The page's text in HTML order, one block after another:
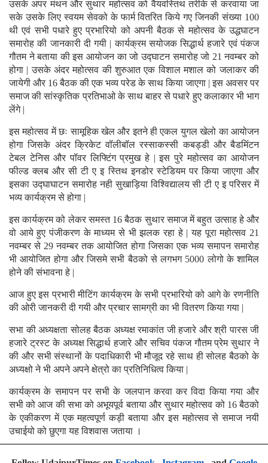
उसके अपर मंथन और सुथार महोत्सव को वैयवस्तिथ तरीके से करवाया जा
सके उसके लिए स्वयम सेवको के फार्म वितरित किये गए जिनकी संख्या 100
थी एवं सभी पधारे हुए प्रभारियो को अपनी बैठक से महोत्सव के उद्धघाटन
समारोह की जानकारी दी गयी | कार्यक्रम सयोजक सिद्धार्थ हजारे एवं पंकज
गौतम ने बताया की इस आयोजन का जो उद्घाटन समारोह जो 21 नवम्बर को
होगा | उसके अंदर महोत्सव की शुरुआत एक विशाल मशाल को जलाकर की
जायेगी और 16 बैठक की एक भव्य परेड के साथ किया जाएगा | इस अवसर पर
समाज की सांस्कृतिक प्रतिभाओ के साथ बाहर से पधारे हुए कलाकार भी भाग
लेंगे |
इस महोत्सव में छः सामूहिक खेल और इतने ही एकल युगल खेलो का आयोजन
होगा जिसके अंदर क्रिकेट वॉलीबॉल रस्साकस्सी कबड्डी और बैडमिंटन
टेबल टेनिस और पॉवर लिफ्टिंग प्रमुख हे | इस पुरे महोत्सव का आयोजन
फील्ड क्लब और सी टी ए इ स्तिथ इनडोर स्टेडियम पर किया जाएगा और
इसका उद्घाघाटन समारोह नही सुखाड़िया विश्विद्यालय सी टी ए इ परिसर में
भव्य कार्यक्रम से होगा |
इस कार्यक्रम को लेकर समस्त 16 बैठक सुथार समाज में बहुत उत्साह हे और
वो आये हुए पंजीकरण के माध्यम से भी झलक रहा हे | यह पूरा महोत्सव 21
नवम्बर से 29 नवम्बर तक आयोजित होगा जिसका एक भव्य समापन समारोह
भी आयोजित होगा और जिसमे सभी बैठको से लगभग 5000 लोगो के शामिल
होने की संभावना हे |
आज हुए इस प्रभारी मीटिंग कार्यक्रम के सभी प्रभारियो को आगे के रणनीति
की ओरी जानकरी दी गयी और प्रचार सामग्री का भी वितरण किया गया |
सभा की अध्यक्षता सोलह बैठक अध्यक्ष रमाकांत जी हजारे और श्री पारस जी
हजारे ट्रस्ट के अध्यक्ष सिद्धार्थ हजारे और सचिव पंकज गौतम प्रेम सुथार ने
की और सभी संस्थानों के पदाधिकारी भी मौजूद रहे साथ ही सोलह बैठको के
अध्यक्षो ने भी अपने अपने क्षेत्रो का प्रतिनिधित्व किया |
कार्यक्रम के समापन पर सभी के जलपान करवा कर विदा किया गया और
सभी को आज की सभा को अभूयपूर्व बताया और सुथार महोत्सव को 16 बैठको
के एकीकरण में एक महत्वपूर्ण कड़ी बताया और इस महोत्सव से समाज नयी
उचाईयो को छुएगा यह विशवास जताया ।